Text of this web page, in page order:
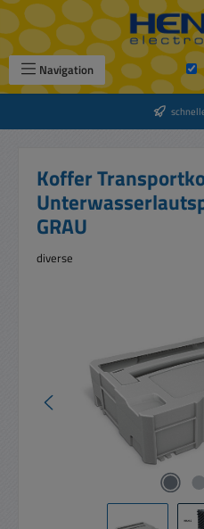
Zum Hauptinhalt springen
Navigation
Koffer
GRAU
diverse